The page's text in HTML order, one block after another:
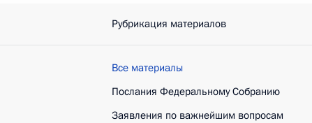
Рубрикация материалов
Все материалы
Послания Федеральному Собранию
Заявления по важнейшим вопросам